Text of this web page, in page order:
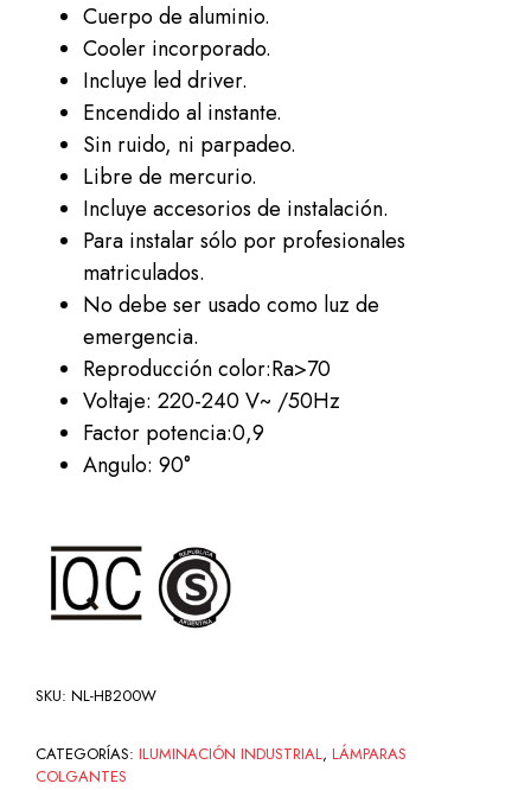
Cuerpo de aluminio.
Cooler incorporado.
Incluye led driver.
Encendido al instante.
Sin ruido, ni parpadeo.
Libre de mercurio.
Incluye accesorios de instalación.
Para instalar sólo por profesionales
matriculados.
No debe ser usado como luz de
emergencia.
Reproducción color:Ra>70
Voltaje: 220-240 V~ /50Hz
Factor potencia:0,9
Angulo: 90°
SKU: NL-HB200W
CATEGORÍAS: ILUMINACIÓN INDUSTRIAL, LÁMPARAS
COLGANTES